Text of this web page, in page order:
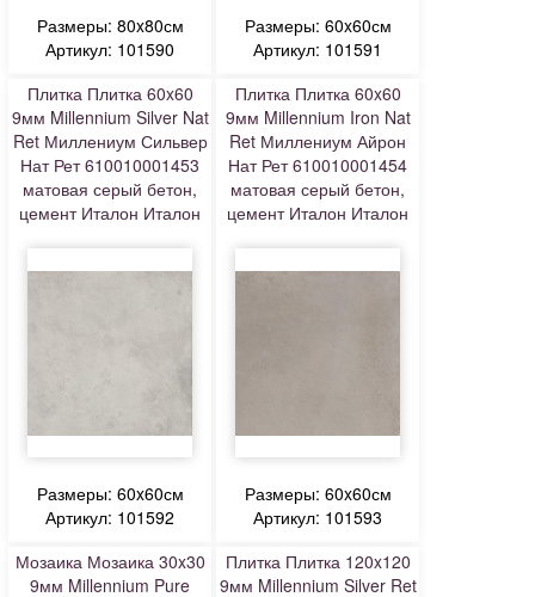
Размеры: 80x80см
Артикул: 101590
Размеры: 60x60см
Артикул: 101591
Плитка Плитка 60x60
9мм Millennium Silver Nat
Ret Миллениум Сильвер
Нат Рет 610010001453
матовая серый бетон,
цемент Италон Италон
Размеры: 60x60см
Артикул: 101592
Плитка Плитка 60x60
9мм Millennium Iron Nat
Ret Миллениум Айрон
Нат Рет 610010001454
матовая серый бетон,
цемент Италон Италон
Размеры: 60x60см
Артикул: 101593
Мозаика Мозаика 30x30
9мм Millennium Pure
Плитка Плитка 120x120
9мм Millennium Silver Ret